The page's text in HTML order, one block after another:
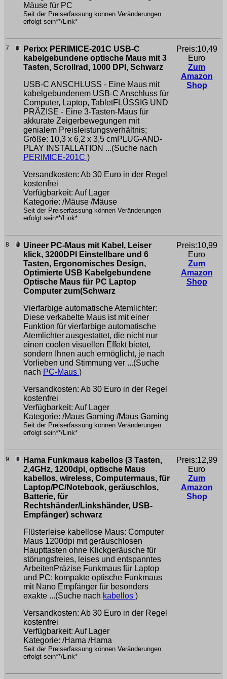
Mäuse für PC
Seit der Preiserfassung können Veränderungen
erfolgt sein**/Link*
7
Perixx PERIMICE-201C USB-C
kabelgebundene optische Maus mit 3
Tasten, Scrollrad, 1000 DPI, Schwarz
USB-C ANSCHLUSS - Eine Maus mit
kabelgebundenem USB-C Anschluss für
Computer, Laptop, TabletFLÜSSIG UND
PRÄZISE - Eine 3-Tasten-Maus für
akkurate Zeigerbewegungen mit
genialem Preisleistungsverhältnis;
Größe: 10,3 x 6,2 x 3,5 cmPLUG-AND-
PLAY INSTALLATION ...(Suche nach
PERIMICE-201C )
Versandkosten: Ab 30 Euro in der Regel
kostenfrei
Verfügbarkeit: Auf Lager
Kategorie: /Mäuse /Mäuse
Seit der Preiserfassung können Veränderungen
erfolgt sein**/Link*
Preis:10,49
Euro
Zum
Amazon
Shop
8
Uineer PC-Maus mit Kabel, Leiser
klick, 3200DPI Einstellbare und 6
Tasten, Ergonomisches Design,
Optimierte USB Kabelgebundene
Optische Maus für PC Laptop
Computer zum(Schwarz
Vierfarbige automatische Atemlichter:
Diese verkabelte Maus ist mit einer
Funktion für vierfarbige automatische
Atemlichter ausgestattet, die nicht nur
einen coolen visuellen Effekt bietet,
sondern Ihnen auch ermöglicht, je nach
Vorlieben und Stimmung ver ...(Suche
nach PC-Maus )
Versandkosten: Ab 30 Euro in der Regel
kostenfrei
Verfügbarkeit: Auf Lager
Kategorie: /Maus Gaming /Maus Gaming
Seit der Preiserfassung können Veränderungen
erfolgt sein**/Link*
Preis:10,99
Euro
Zum
Amazon
Shop
9
Hama Funkmaus kabellos (3 Tasten,
2,4GHz, 1200dpi, optische Maus
kabellos, wireless, Computermaus, für
Laptop/PC/Notebook, geräuschlos,
Batterie, für
Rechtshänder/Linkshänder, USB-
Empfänger) schwarz
Flüsterleise kabellose Maus: Computer
Maus 1200dpi mit geräuschlosen
Haupttasten ohne Klickgeräusche für
störungsfreies, leises und entspanntes
ArbeitenPräzise Funkmaus für Laptop
und PC: kompakte optische Funkmaus
mit Nano Empfänger für besonders
exakte ...(Suche nach kabellos )
Versandkosten: Ab 30 Euro in der Regel
kostenfrei
Verfügbarkeit: Auf Lager
Kategorie: /Hama /Hama
Seit der Preiserfassung können Veränderungen
erfolgt sein**/Link*
Preis:12,99
Euro
Zum
Amazon
Shop